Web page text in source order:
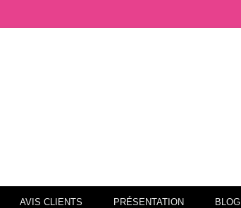
AVIS CLIENTS PRÉSENTATION BLOG